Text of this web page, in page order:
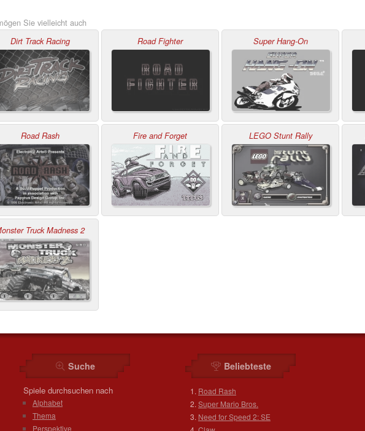
Sie vielleicht auch
Dirt Track Racing Road Fighter Super Hang-On
Road Rash Fire and Forget LEGO Stunt Rally
Truck Madness 2
Suche
Spiele durchsuchen nach
Alphabet
Thema
Perspektive
Beliebteste
Road Rash
Super Mario Bros.
Need for Speed 2: SE